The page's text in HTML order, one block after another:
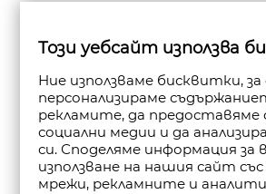
Този уебсайт използва
Ние използваме бисквитки, за
персонализираме
рекламите, да предоставяме
социални медии и да
си. Споделяме информация
използване на нашия сайт
мрежи, рекламните и